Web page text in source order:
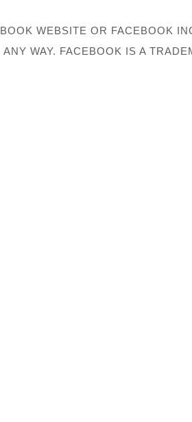
WEBSITE OR FACEBOOK
ANY WAY. FACEBOOK IS A